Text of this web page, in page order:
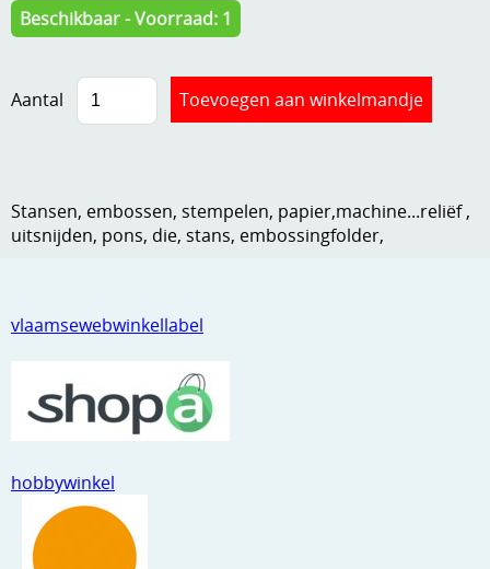
Hout , MDF, kartonmateriaal, steen
Kneedmateriaal
Merken
Papier en karton
Ribbelaar
Speciaal papier
Stans machine en embossing machines
vlaamsewebwinkellabel
hobbywinkel
Beschikbaar - Voorraad: 1
Aantal
Stansen, embossen, stempelen, papier,machine...reliëf ,
uitsnijden, pons, die, stans, embossingfolder,